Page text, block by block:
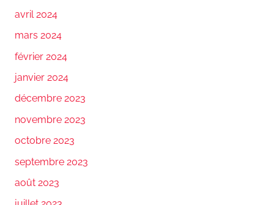
avril 2024
mars 2024
février 2024
janvier 2024
décembre 2023
novembre 2023
octobre 2023
septembre 2023
août 2023